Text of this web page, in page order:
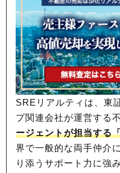
SREリアルティは、東
プ関連会社が運営する
ージェントが担当する
界で一般的な両手仲介
り添うサポート力に強